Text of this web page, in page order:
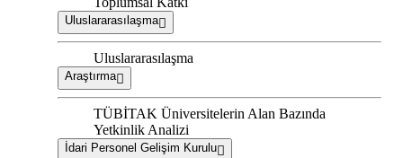
Uluslararasılaşma
Uluslararasılaşma
Araştırma
TÜBİTAK Üniversitelerin Alan Bazında
Yetkinlik Analizi
İdari Personel Gelişim Kurulu